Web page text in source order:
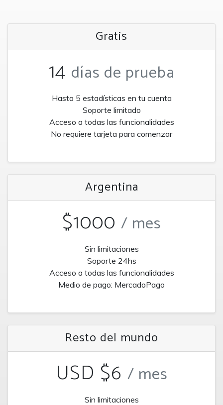
Gratis
14 días de prueba
Hasta 5 estadísticas en tu cuenta
Soporte limitado
Acceso a todas las funcionalidades
No requiere tarjeta para comenzar
Argentina
$1000 / mes
Sin limitaciones
Soporte 24hs
Acceso a todas las funcionalidades
Medio de pago: MercadoPago
Resto del mundo
USD $6 / mes
Sin limitaciones